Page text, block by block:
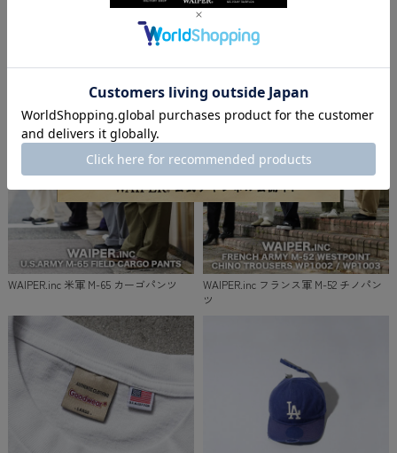
ンツ
WAIPER.inc 米軍 M-65 カーゴパンツ
WAIPER.inc フランス軍 M-52 チノパン
ツ